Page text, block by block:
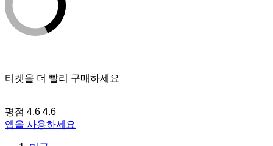
티켓을 더 빨리 구매하세요
평점 4.6 4.6
앱을 사용하세요